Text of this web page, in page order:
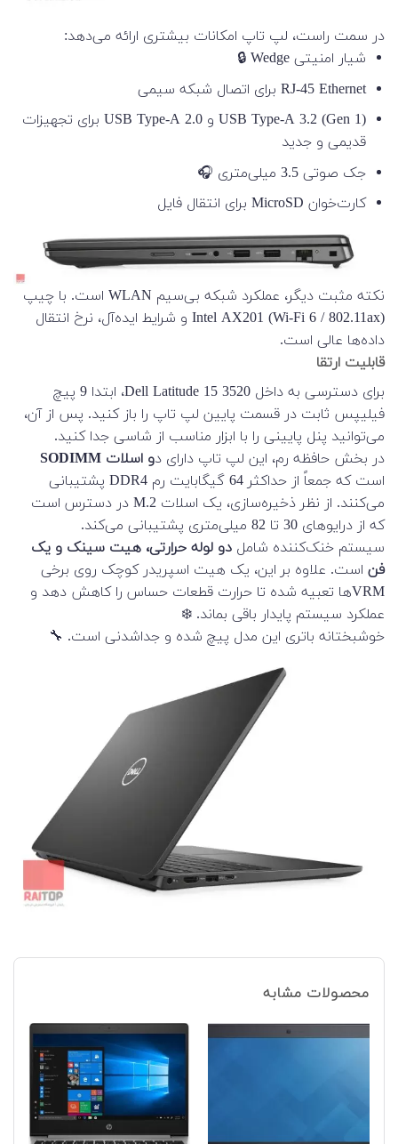
در سمت راست، لپ تاپ امکانات بیشتری ارائه می‌دهد:
شیار امنیتی Wedge 🔒
RJ-45 Ethernet برای اتصال شبکه سیمی
USB Type-A 3.2 (Gen 1) و USB Type-A 2.0 برای تجهیزات
قدیمی و جدید
جک صوتی 3.5 میلی‌متری 🎧
کارت‌خوان MicroSD برای انتقال فایل
نکته مثبت دیگر، عملکرد شبکه بی‌سیم WLAN است. با چیپ
Intel AX201 (Wi-Fi 6 / 802.11ax) و شرایط ایده‌آل، نرخ انتقال
داده‌ها عالی است.
قابلیت ارتقا
برای دسترسی به داخل Dell Latitude 15 3520، ابتدا 9 پیچ
فیلیپس ثابت در قسمت پایین لپ تاپ را باز کنید. پس از آن،
می‌توانید پنل پایینی را با ابزار مناسب از شاسی جدا کنید.
در بخش حافظه رم، این لپ تاپ دارای دو اسلات SODIMM
است که جمعاً از حداکثر 64 گیگابایت رم DDR4 پشتیبانی
می‌کنند. از نظر ذخیره‌سازی، یک اسلات M.2 در دسترس است
که از درایوهای 30 تا 82 میلی‌متری پشتیبانی می‌کند.
سیستم خنک‌کننده شامل دو لوله حرارتی، هیت سینک و یک
فن است. علاوه بر این، یک هیت اسپریدر کوچک روی برخی
VRMها تعبیه شده تا حرارت قطعات حساس را کاهش دهد و
عملکرد سیستم پایدار باقی بماند. ❄️
خوشبختانه باتری این مدل پیچ شده و جداشدنی است. 🔧
محصولات مشابه